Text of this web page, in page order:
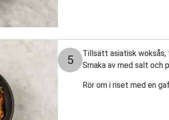
5
Tillsätt asiatisk
Smaka av med salt och
Rör om i riset med en